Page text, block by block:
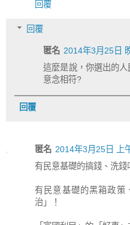
回覆
回覆
匿名 2014年3月25日
這麼是說，你選出的
意念相符?
回覆
匿名 2014年3月25日 上
有民意基礎的搞錢、洗錢
有民意基礎的黑箱政策
治」！